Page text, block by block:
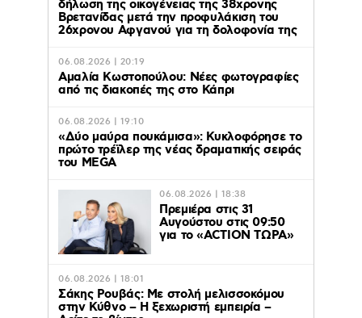
δήλωση της οικογένειας της 38χρονης
Βρετανίδας μετά την προφυλάκιση του
26χρονου Αφγανού για τη δολοφονία της
06.08.2026 | 20:19
Αμαλία Κωστοπούλου: Νέες φωτογραφίες
από τις διακοπές της στο Κάπρι
06.08.2026 | 19:10
«Δύο μαύρα πουκάμισα»: Κυκλοφόρησε το
πρώτο τρέϊλερ της νέας δραματικής σειράς
του MEGA
06.08.2026 | 18:38
Πρεμιέρα στις 31
Αυγούστου στις 09:50
για το «ACTION ΤΩΡΑ»
06.08.2026 | 18:01
Σάκης Ρουβάς: Με στολή μελισσοκόμου
στην Κύθνο – Η ξεχωριστή εμπειρία –